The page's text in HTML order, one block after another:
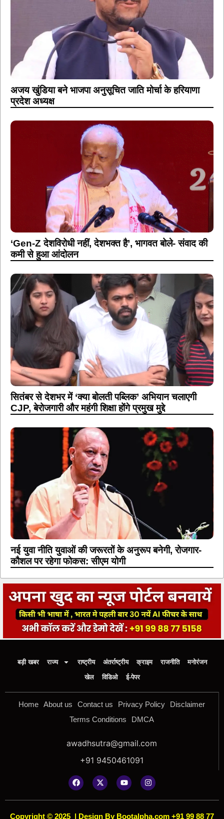
अजय खुंडिया बने भाजपा अनुसूचित जाति मोर्चा के हरियाणा
प्रदेश अध्यक्ष
‘Gen-Z देशविरोधी नहीं, देशभक्त है’, भागवत बोले- संवाद की
कमी से हुआ आंदोलन
सितंबर से देशभर में ‘क्या बोलती पब्लिक’ अभियान चलाएगी
CJP, बेरोजगारी और महंगी शिक्षा होंगे प्रमुख मुद्दे
नई युवा नीति युवाओं की जरूरतों के अनुरूप बनेगी, रोजगार-
कौशल पर रहेगा फोकस: सीएम योगी
बड़ी खबर राज्य राष्ट्रीय अंतर्राष्ट्रीय क्राइम राजनीति
मनोरंजन
खेल
विडिओ ई-पेपर
Home About us Contact us Privacy Policy
Disclaimer
Terms Conditions
DMCA
awadhsutra@gmail.com
+91 9450461091
Copyright © 2025 | Design By Bootalpha.com +91 99 88 77